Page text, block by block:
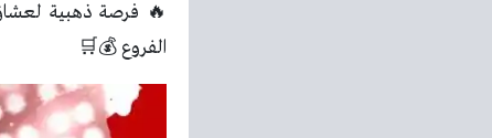
🔥 فرصة ذهبية
الفروع 💰🛒